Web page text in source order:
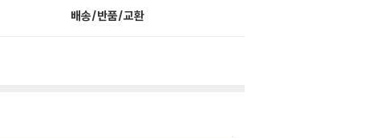
배송/반품/교환